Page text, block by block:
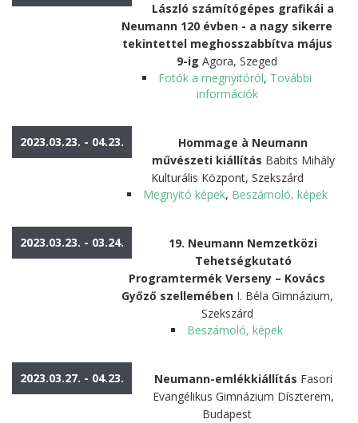
László számítógépes grafikái a
Neumann 120 évben - a nagy sikerre
tekintettel meghosszabbítva május
9-ig Agora, Szeged
Fotók a megnyitóról, További
információk
2023.03.23. - 04.23.
Hommage à Neumann
művészeti kiállítás Babits Mihály
Kulturális Központ, Szekszárd
Megnyitó képek, Beszámoló, képek
2023.03.23. - 03.24.
19. Neumann Nemzetközi
Tehetségkutató
Programtermék Verseny – Kovács
Győző szellemében I. Béla Gimnázium,
Szekszárd
Beszámoló, képek
2023.03.27. - 04.23. Neumann-emlékkiállítás Fasori
Evangélikus Gimnázium Díszterem,
Budapest